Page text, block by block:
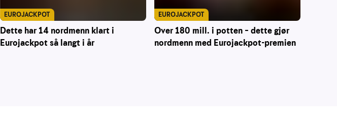
Dette har 14 nordmenn klart i
Eurojackpot så langt i år
EUROJACKPOT
Over 180 mill. i potten – dette gjør
nordmenn med Eurojackpot-premien
EUROJACKPOT